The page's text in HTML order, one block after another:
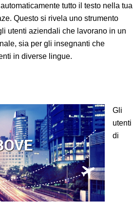
tutto il testo nella tua
Questo si rivela uno strumento
utenti aziendali che lavorano in un
sia per gli insegnanti che
in diverse lingue.
Gli
utenti
di